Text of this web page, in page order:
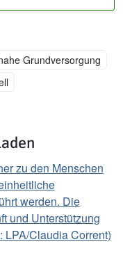
Grundversorgung
zu den Menschen
werden. Die
und Unterstützung
LPA/Claudia Corrent)